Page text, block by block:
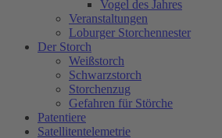
Vogel des Jahres
Veranstaltungen
Loburger Storchennester
Der Storch
Weißstorch
Schwarzstorch
Storchenzug
Gefahren für Störche
Patentiere
Satellitentelemetrie